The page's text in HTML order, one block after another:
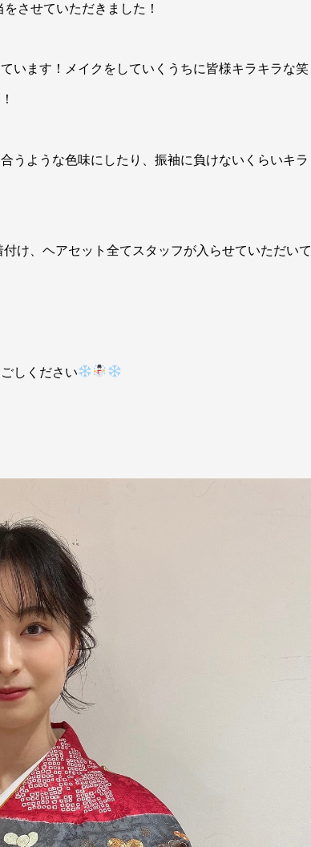
させていただきました！
います！メイクをしていくうちに皆様キラキラな笑
うような色味にしたり、振袖に負けないくらいキラ
け、ヘアセット全てスタッフが入らせていただいて
しください